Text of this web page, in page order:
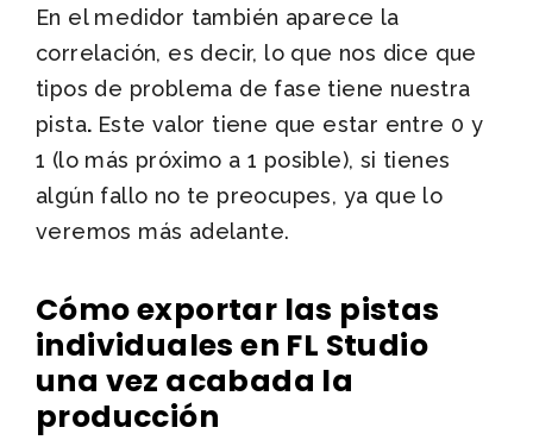
En el medidor también aparece la
correlación, es decir, lo que nos dice que
tipos de problema de fase tiene nuestra
pista. Este valor tiene que estar entre 0 y
1 (lo más próximo a 1 posible), si tienes
algún fallo no te preocupes, ya que lo
veremos más adelante.
Cómo exportar las pistas
individuales en FL Studio
una vez acabada la
producción